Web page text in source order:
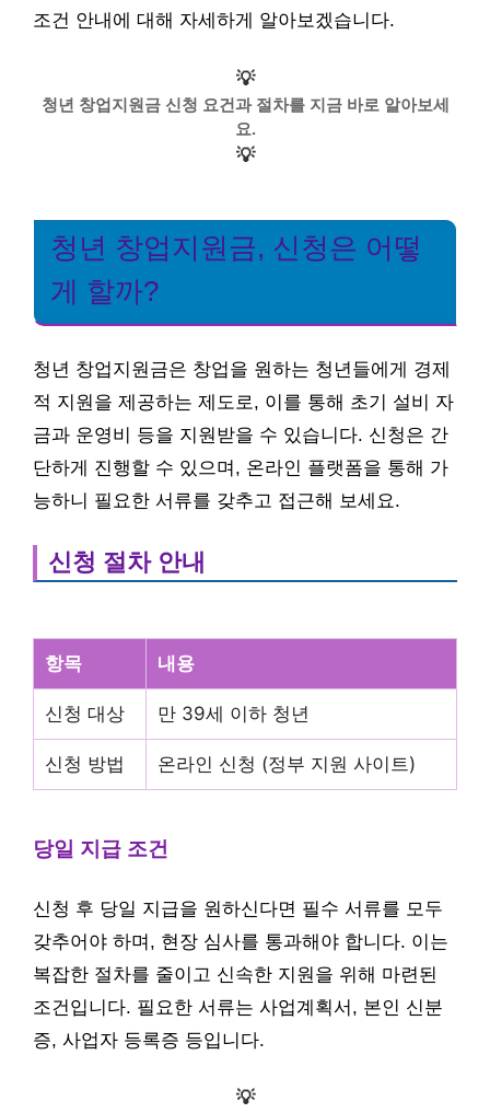
조건 안내에 대해 자세하게 알아보겠습니다.
💡
청년 창업지원금 신청 요건과 절차를 지금 바로 알아보세
요.
💡
청년 창업지원금, 신청은 어떻
게 할까?
청년 창업지원금은 창업을 원하는 청년들에게 경제
적 지원을 제공하는 제도로, 이를 통해 초기 설비 자
금과 운영비 등을 지원받을 수 있습니다. 신청은 간
단하게 진행할 수 있으며, 온라인 플랫폼을 통해 가
능하니 필요한 서류를 갖추고 접근해 보세요.
신청 절차 안내
항목 내용
신청 대상 만 39세 이하 청년
신청 방법 온라인 신청 (정부 지원 사이트)
당일 지급 조건
신청 후 당일 지급을 원하신다면 필수 서류를 모두
갖추어야 하며, 현장 심사를 통과해야 합니다. 이는
복잡한 절차를 줄이고 신속한 지원을 위해 마련된
조건입니다. 필요한 서류는 사업계획서, 본인 신분
증, 사업자 등록증 등입니다.
💡